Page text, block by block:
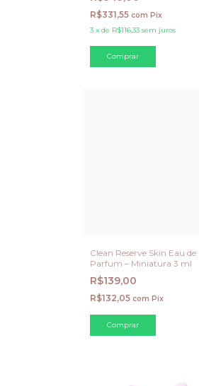
R$331,55 com Pix
3 x de R$116,33 sem juros
Clean Reserve Skin Eau de
Parfum – Miniatura 3 ml
R$139,00
R$132,05 com Pix